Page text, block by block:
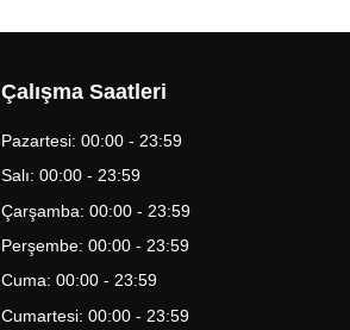
Çalışma Saatleri
Pazartesi: 00:00 - 23:59
Salı: 00:00 - 23:59
Çarşamba: 00:00 - 23:59
Perşembe: 00:00 - 23:59
Cuma: 00:00 - 23:59
Cumartesi: 00:00 - 23:59